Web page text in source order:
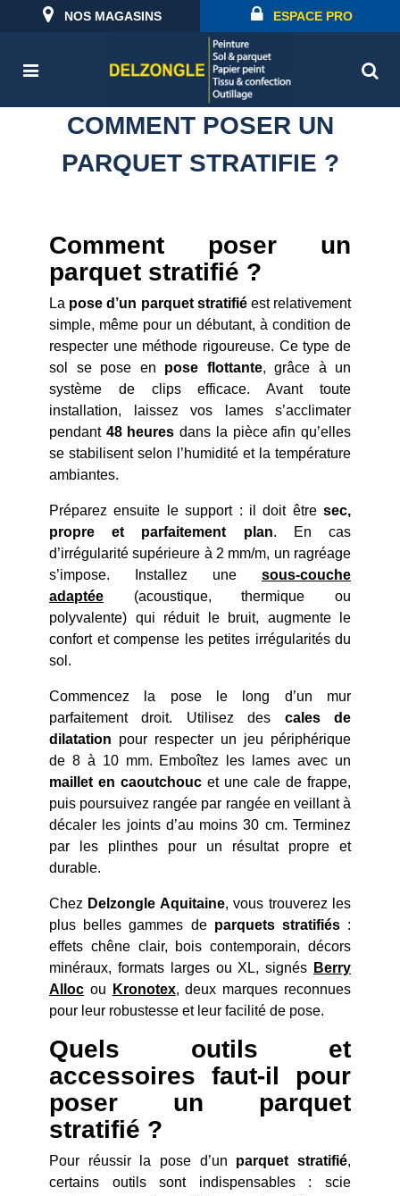
NOS MAGASINS ESPACE PRO
COMMENT POSER UN
PARQUET STRATIFIE ?
Comment poser un
parquet stratifié ?
La pose d’un parquet stratifiéest relativement
simple, même pour un débutant, à condition de
respecter une méthode rigoureuse. Ce type de
sol se pose en pose flottante, grâce à un
système de clips efficace. Avant toute
installation, laissez vos lames s’acclimater
pendant 48 heures dans la pièce afin qu’elles
se stabilisent selon l’humidité et la température
ambiantes.
Préparez ensuite le support : il doit être sec,
propre et parfaitement plan. En cas
d’irrégularité supérieure à 2 mm/m, un ragréage
s’impose. Installez une sous-couche
adaptée (acoustique, thermique ou
polyvalente) qui réduit le bruit, augmente le
confort et compense les petites irrégularités du
sol.
Commencez la pose le long d’un mur
parfaitement droit. Utilisez des cales de
dilatation pour respecter un jeu périphérique
de 8 à 10 mm. Emboîtez les lames avec un
maillet en caoutchouc et une cale de frappe,
puis poursuivez rangée par rangée en veillant à
décaler les joints d’au moins 30 cm. Terminez
par les plinthes pour un résultat propre et
durable.
Chez Delzongle Aquitaine, vous trouverez les
plus belles gammes de parquets stratifiés:
effets chêne clair, bois contemporain, décors
minéraux, formats larges ou XL, signés Berry
Alloc ou Kronotex, deux marques reconnues
pour leur robustesse et leur facilité de pose.
Quels outils et
accessoires faut-il pour
poser un parquet
stratifié ?
Pour réussir la pose d’un parquet stratifié,
certains outils sont indispensables : scie